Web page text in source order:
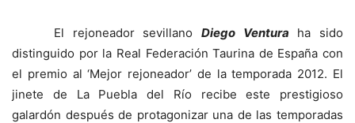
El rejoneador sevillanoDiego Ventura ha sido
distinguido por la Real Federación Taurina de España con
el premio al ‘Mejor rejoneador’ de la temporada 2012. El
jinete de La Puebla del Río recibe este prestigioso
galardón después de protagonizar una de las temporadas